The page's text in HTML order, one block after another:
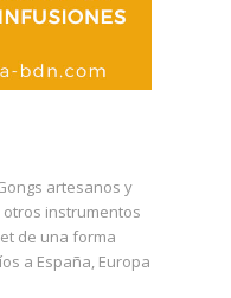
artesanos y
instrumentos
de una forma
a España, Europa